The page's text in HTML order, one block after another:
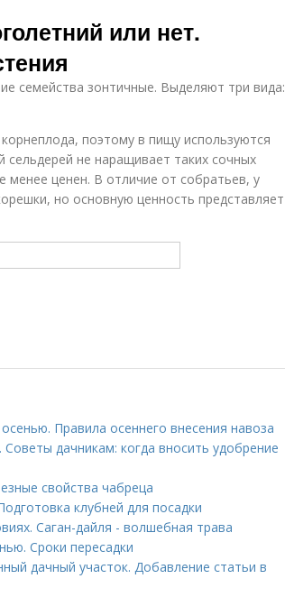
или нет.
семейства зонтичные. Выделяют три вида:
поэтому в пищу используются
не наращивает таких сочных
менее ценен. В отличие от собратьев, у
но основную ценность представляет
Правила осеннего внесения навоза
дачникам: когда вносить удобрение
свойства чабреца
клубней для посадки
Саган-дайля - волшебная трава
Сроки пересадки
дачный участок. Добавление статьи в